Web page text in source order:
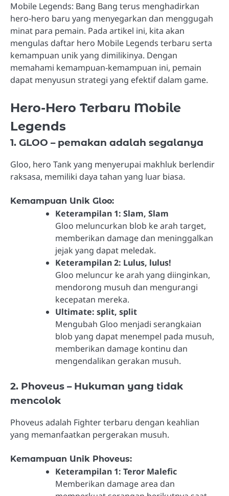
Mobile Legends: Bang Bang terus menghadirkan
hero-hero baru yang menyegarkan dan menggugah
minat para pemain. Pada artikel ini, kita akan
mengulas daftar hero Mobile Legends terbaru serta
kemampuan unik yang dimilikinya. Dengan
memahami kemampuan-kemampuan ini, pemain
dapat menyusun strategi yang efektif dalam game.
Hero-Hero Terbaru Mobile
Legends
1. GLOO – pemakan adalah segalanya
Gloo, hero Tank yang menyerupai makhluk berlendir
raksasa, memiliki daya tahan yang luar biasa.
Kemampuan Unik Gloo:
Keterampilan 1: Slam, Slam
Gloo meluncurkan blob ke arah target,
memberikan damage dan meninggalkan
jejak yang dapat meledak.
Keterampilan 2: Lulus, lulus!
Gloo meluncur ke arah yang diinginkan,
mendorong musuh dan mengurangi
kecepatan mereka.
Ultimate: split, split
Mengubah Gloo menjadi serangkaian
blob yang dapat menempel pada musuh,
memberikan damage kontinu dan
mengendalikan gerakan musuh.
2. Phoveus – Hukuman yang tidak
mencolok
Phoveus adalah Fighter terbaru dengan keahlian
yang memanfaatkan pergerakan musuh.
Kemampuan Unik Phoveus:
Keterampilan 1: Teror Malefic
Memberikan damage area dan